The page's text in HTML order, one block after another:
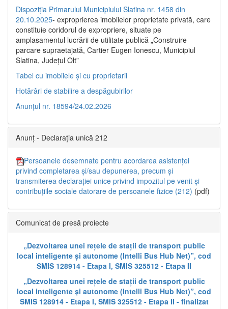
Dispoziția Primarului Municipiului Slatina nr. 1458 din
20.10.2025- exproprierea imobilelor proprietate privată, care
constituie coridorul de expropriere, situate pe
amplasamentul lucrării de utilitate publică „Construire
parcare supraetajată, Cartier Eugen Ionescu, Municipiul
Slatina, Județul Olt”
Tabel cu imobilele și cu proprietarii
Hotărâri de stabilire a despăgubirilor
Anunțul nr. 18594/24.02.2026
Anunț - Declarația unică 212
Persoanele desemnate pentru acordarea asistenței
privind completarea și/sau depunerea, precum și
transmiterea declarației unice privind impozitul pe venit și
contribuțiile sociale datorare de persoanele fizice (212) (pdf)
Comunicat de presă proiecte
„Dezvoltarea unei rețele de stații de transport public
local inteligente și autonome (Intelli Bus Hub Net)”, cod
SMIS 128914 - Etapa I, SMIS 325512 - Etapa II
„Dezvoltarea unei rețele de stații de transport public
local inteligente și autonome (Intelli Bus Hub Net)”, cod
SMIS 128914 - Etapa I, SMIS 325512 - Etapa II - finalizat